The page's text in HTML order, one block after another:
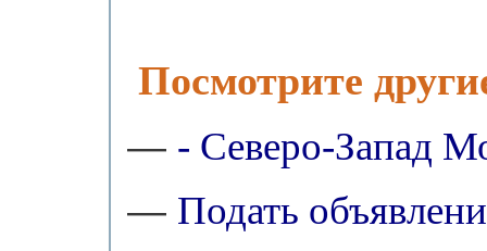
Посмотрите
— - Северо-Запад
— Подать